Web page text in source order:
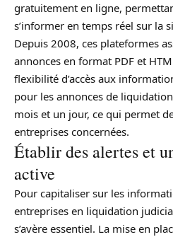
gratuitement en ligne,
s’informer en temps réel sur la
Depuis 2008, ces plateformes
annonces en format PDF et
flexibilité d’accès aux
pour les annonces de
mois et un jour, ce qui permet
entreprises concernées.
Établir des alertes et
active
Pour capitaliser sur les
entreprises en liquidation
s’avère essentiel. La mise en